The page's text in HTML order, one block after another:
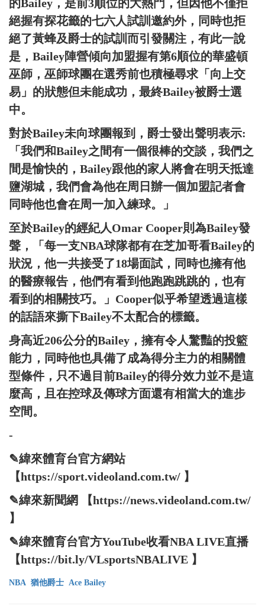
的Bailey，是前3順位的大熱門，但因他不僅拒
絕握有探花籤的七六人試訓邀約外，同時也拒
絕了黃蜂及爵士的試訓而引發關注，有此一說
是，Bailey陣營傾向加盟握有第6順位的華盛頓
巫師，巫師球團在選秀前也積極尋求「向上交
易」的狀態但未能成功，最終Bailey被爵士選
中。
對於Bailey未向球團報到，爵士發出聲明表示:
「我們和Bailey之間有一個很棒的交談，我們之
間是愉快的，Bailey跟他的家人將會在明天抵達
鹽湖城，我們會為他在周日辦一個加盟記者會
同時他也會在周一加入練球。」
至於Bailey的經紀人Omar Cooper則為Bailey發
聲，「每一支NBA球隊都有在芝加哥看Bailey的
狀況，他一共接受了18場面試，同時也擁有他
的醫療報告，他們有看到他跑跑跳跳的，也有
看到的相關技巧。」Cooper似乎希望透過這樣
的話語來撕下Bailey不太配合的標籤。
身高近206公分的Bailey，擁有令人驚豔的投籃
能力，同時他也具備了成為得分主力的相關體
型條件，只不過目前Bailey的得分效力並不是這
麼高，且在控球及傳球方面還有相當大的進步
空間。
-
✎緯來體育台官方網站
【https://sport.videoland.com.tw/ 】
✎緯來新聞網 【https://news.videoland.com.tw/
】
✎緯來體育台官方YouTube收看NBA LIVE直播
【https://bit.ly/VLsportsNBALIVE 】
NBA 猶他爵士 Ace Bailey